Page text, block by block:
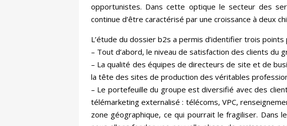
opportunistes. Dans cette optique le secteur des
continue d’être caractérisé par une croissance à deux
L’étude du dossier b2s a permis d’identifier trois points
– Tout d’abord, le niveau de satisfaction des clients
– La qualité des équipes de directeurs de site et de
la tête des sites de production des véritables
– Le portefeuille du groupe est diversifié avec des
télémarketing externalisé : télécoms, VPC,
zone géographique, ce qui pourrait le fragiliser.